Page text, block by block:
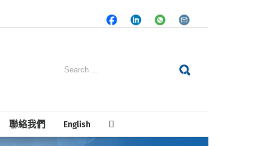
FacebookLinkedInWhatsapp
Email
Search
聯絡我們 English